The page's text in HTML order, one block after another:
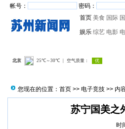
帐号： 密码：
首页 美食 国际
娱乐 综艺 电影
您现在的位置： 首页 >> 电子竞技 >> 内
苏宁国美之
时